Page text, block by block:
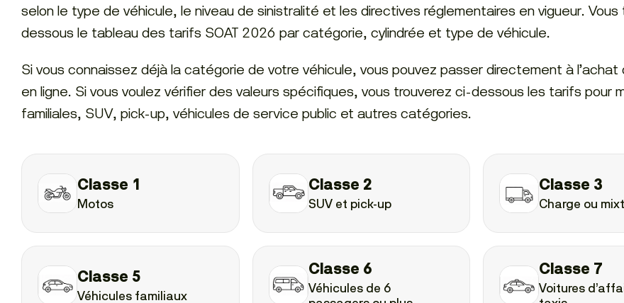
selon le type de véhicule, le niveau de sinistralité et les directives réglementaires en vigueur.
dessous le tableau des tarifs SOAT 2026 par catégorie, cylindrée et type de véhicule.
Si vous connaissez déjà la catégorie de votre véhicule, vous pouvez passer directement à l’achat
en ligne. Si vous voulez vérifier des valeurs spécifiques, vous trouverez ci-dessous les tarifs pour
familiales, SUV, pick-up, véhicules de service public et autres catégories.
Classe 1
Motos
Classe 2
SUV et pick-up
Classe 3
Charge ou
Classe 5
Véhicules familiaux
Classe 6
Véhicules de 6
Classe 7
Voitures